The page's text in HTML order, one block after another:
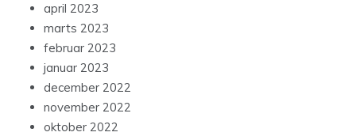
april 2023
marts 2023
februar 2023
januar 2023
december 2022
november 2022
oktober 2022